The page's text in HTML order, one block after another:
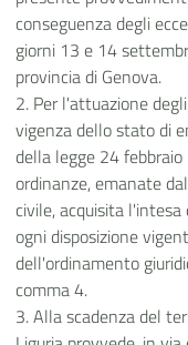
conseguenza degli
giorni 13 e 14
provincia di Genova.
2. Per l'attuazione
vigenza dello stato di
della legge 24
ordinanze, emanate
civile, acquisita
ogni disposizione
dell'ordinamento
comma 4.
3. Alla scadenza del